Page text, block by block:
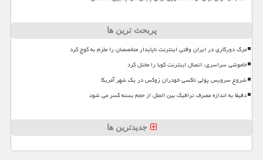
پربحث ترین ها
مرگ دورکاری در ایران وقتی اینترنت ناپایدار متخصصان را ملزم به کوچ کرد
خاموشی سراسری، اتصال اینترنت کوبا را مختل کرد
شروع سرویس پولی تاکسی خودران زوکس در یک شهر آمریکا
دقیقا به اندازه مصرف ترافیک بین الملل از حجم بسته کسر می شود
جدیدترین ها